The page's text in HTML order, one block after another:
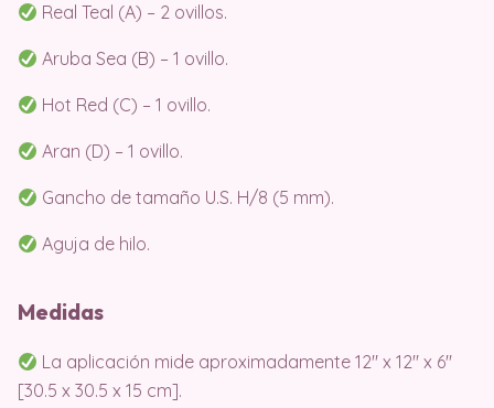
Real Teal (A) – 2 ovillos.
Aruba Sea (B) – 1 ovillo.
Hot Red (C) – 1 ovillo.
Aran (D) – 1 ovillo.
Gancho de tamaño U.S. H/8 (5 mm).
Aguja de hilo.
Medidas
La aplicación mide aproximadamente 12″ x 12″ x 6″
[30.5 x 30.5 x 15 cm].